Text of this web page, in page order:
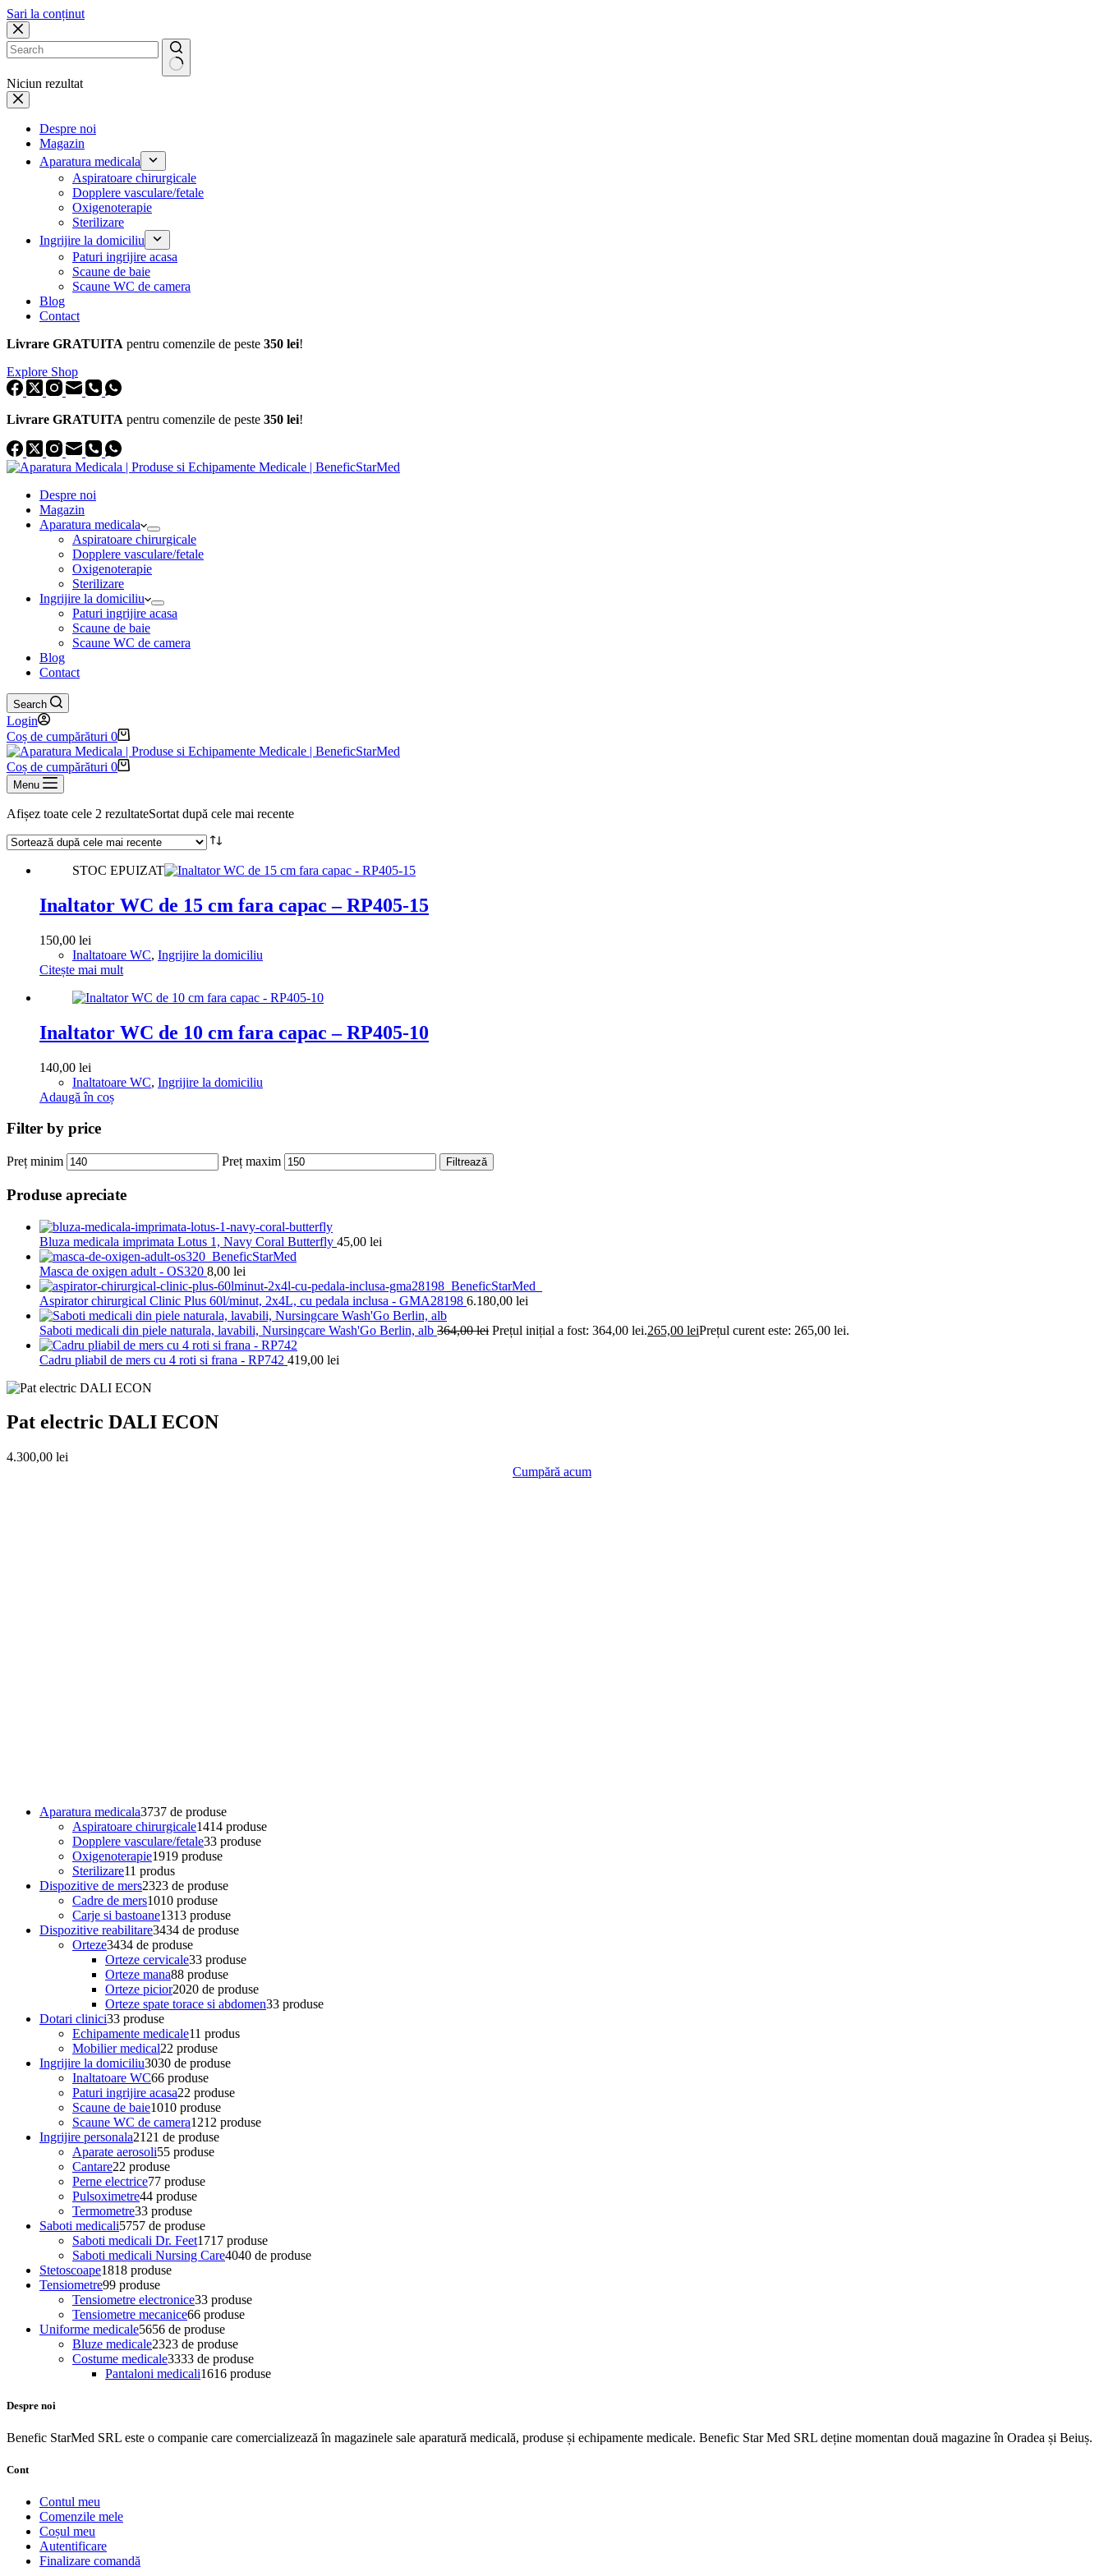
Sari la conținut
Niciun rezultat
Despre noi
Magazin
Aparatura medicala
Aspiratoare chirurgicale
Dopplere vasculare/fetale
Oxigenoterapie
Sterilizare
Ingrijire la domiciliu
Paturi ingrijire acasa
Scaune de baie
Scaune WC de camera
Blog
Contact
Livrare GRATUITA pentru comenzile de peste 350 lei!
Explore Shop
Livrare GRATUITA pentru comenzile de peste 350 lei!
Despre noi
Magazin
Aparatura medicala
Aspiratoare chirurgicale
Dopplere vasculare/fetale
Oxigenoterapie
Sterilizare
Ingrijire la domiciliu
Paturi ingrijire acasa
Scaune de baie
Scaune WC de camera
Blog
Contact
Search
Login
Coș de cumpărături 0
Coș de cumpărături 0
Menu
Afișez toate cele 2 rezultateSortat după cele mai recente
STOC EPUIZAT
Inaltator WC de 15 cm fara capac – RP405-15
150,00 lei
Inaltatoare WC, Ingrijire la domiciliu
Citește mai mult
Inaltator WC de 10 cm fara capac – RP405-10
140,00 lei
Inaltatoare WC, Ingrijire la domiciliu
Adaugă în coș
Filter by price
Preț minim Preț maxim Filtrează
Produse apreciate
Bluza medicala imprimata Lotus 1, Navy Coral Butterfly 45,00 lei
Masca de oxigen adult - OS320 8,00 lei
Aspirator chirurgical Clinic Plus 60l/minut, 2x4L, cu pedala inclusa - GMA28198 6.180,00 lei
Saboti medicali din piele naturala, lavabili, Nursingcare Wash'Go Berlin, alb 364,00lei Prețul inițial a fost: 364,00 lei.265,00 leiPrețul curent este: 265,00 lei.
Cadru pliabil de mers cu 4 roti si frana - RP742 419,00 lei
Pat electric DALI ECON
4.300,00 lei
Cumpără acum
Aparatura medicala3737 de produse
Aspiratoare chirurgicale1414 produse
Dopplere vasculare/fetale33 produse
Oxigenoterapie1919 produse
Sterilizare11 produs
Dispozitive de mers2323 de produse
Cadre de mers1010 produse
Carje si bastoane1313 produse
Dispozitive reabilitare3434 de produse
Orteze3434 de produse
Orteze cervicale33 produse
Orteze mana88 produse
Orteze picior2020 de produse
Orteze spate torace si abdomen33 produse
Dotari clinici33 produse
Echipamente medicale11 produs
Mobilier medical22 produse
Ingrijire la domiciliu3030 de produse
Inaltatoare WC66 produse
Paturi ingrijire acasa22 produse
Scaune de baie1010 produse
Scaune WC de camera1212 produse
Ingrijire personala21 21 de produse
Aparate aerosoli55 produse
Cantare22 produse
Perne electrice77 produse
Pulsoximetre44 produse
Termometre33 produse
Saboti medicali5757 de produse
Saboti medicali Dr. Feet1717 produse
Saboti medicali Nursing Care4040 de produse
Stetoscoape1818 produse
Tensiometre99 produse
Tensiometre electronice33 produse
Tensiometre mecanice66 produse
Uniforme medicale5656 de produse
Bluze medicale2323 de produse
Costume medicale3333 de produse
Pantaloni medicali1616 produse
Despre noi
Benefic StarMed SRL este o companie care comercializează în magazinele sale aparatură medicală, produse și echipamente medicale. Benefic Star Med SRL deține momentan două magazine în Oradea și Beiuș.
Cont
Contul meu
Comenzile mele
Coșul meu
Autentificare
Finalizare comandă